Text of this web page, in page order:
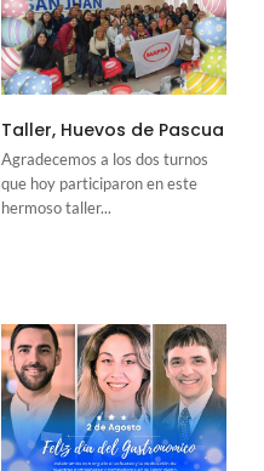
Taller, Huevos de Pascua
Agradecemos a los dos turnos
que hoy participaron en este
hermoso taller...